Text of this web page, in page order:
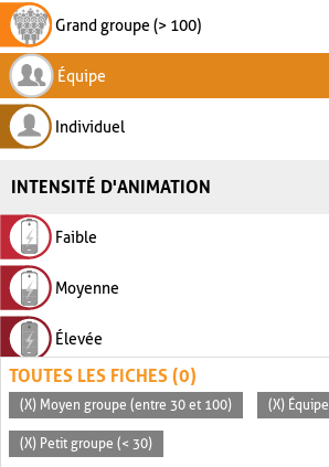
Grand groupe (> 100)
Équipe
Individuel
INTENSITÉ D'ANIMATION
Faible
Moyenne
Élevée
TOUTES LES FICHES (0)
(X) Moyen groupe (entre 30 et 100) (X) Équipe
(X) Petit groupe (< 30)